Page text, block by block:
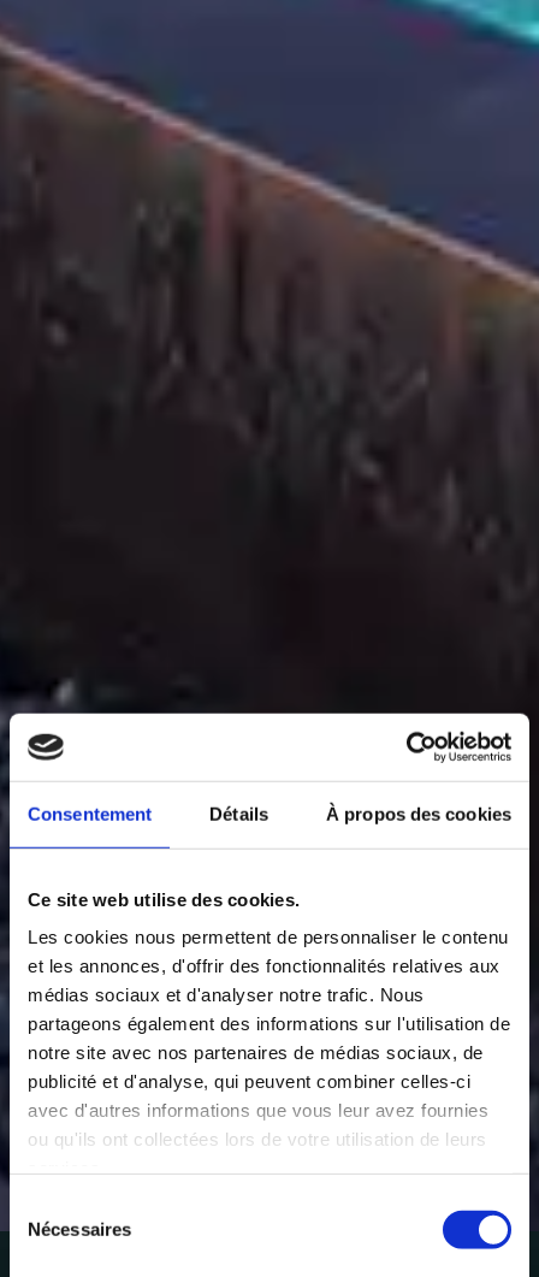
Consentement Détails À propos des cookies
Ce site web utilise des cookies.
Les cookies nous permettent de personnaliser le contenu
et les annonces, d'offrir des fonctionnalités relatives aux
médias sociaux et d'analyser notre trafic. Nous
partageons également des informations sur l'utilisation de
notre site avec nos partenaires de médias sociaux, de
publicité et d'analyse, qui peuvent combiner celles-ci
avec d'autres informations que vous leur avez fournies
ou qu'ils ont collectées lors de votre utilisation de leurs
du Nécessaires
Our Expertise –